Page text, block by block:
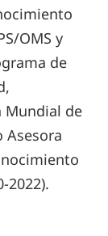
OMS y
de
Mundial de
Asesora
2022).